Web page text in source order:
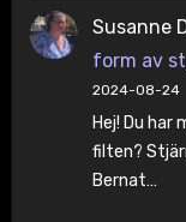
Susanne
form av
2024-08-24
Hej! Du
filten?
Bernat…